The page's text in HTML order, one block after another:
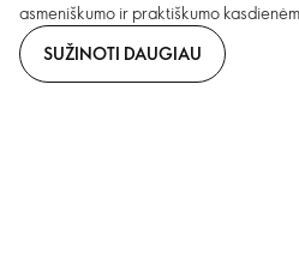
asmeniškumo ir praktiškumo
SUŽINOTI DAUGIAU